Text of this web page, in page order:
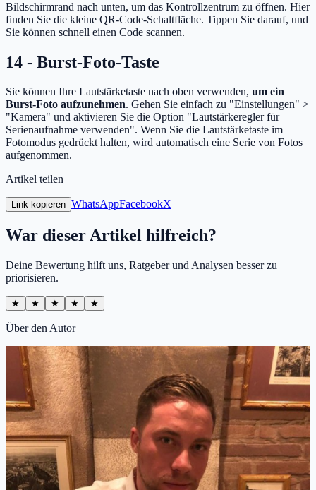
Bildschirmrand nach unten, um das Kontrollzentrum zu öffnen. Hier
finden Sie die kleine QR-Code-Schaltfläche. Tippen Sie darauf, und
Sie können schnell einen Code scannen.
14 - Burst-Foto-Taste
Sie können Ihre Lautstärketaste nach oben verwenden, um ein
Burst-Foto aufzunehmen. Gehen Sie einfach zu "Einstellungen" >
"Kamera" und aktivieren Sie die Option "Lautstärkeregler für
Serienaufnahme verwenden". Wenn Sie die Lautstärketaste im
Fotomodus gedrückt halten, wird automatisch eine Serie von Fotos
aufgenommen.
Artikel teilen
Link kopieren WhatsAppFacebookX
War dieser Artikel hilfreich?
Deine Bewertung hilft uns, Ratgeber und Analysen besser zu
priorisieren.
★ ★ ★ ★ ★
Über den Autor